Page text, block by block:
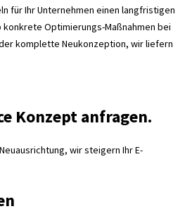
für Ihr Unternehmen einen langfristigen
konkrete Optimierungs-Maßnahmen bei
komplette Neukonzeption, wir liefern
Konzept anfragen.
wir steigern Ihr E-